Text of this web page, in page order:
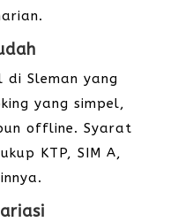
di Sleman yang
yang simpel,
offline. Syarat
KTP, SIM A,